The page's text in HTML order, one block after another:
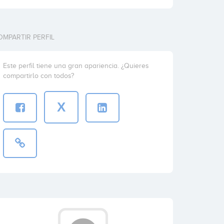
PERFIL
Este perfil tiene una gran apariencia. ¿Quieres
compartirlo con todos?
X